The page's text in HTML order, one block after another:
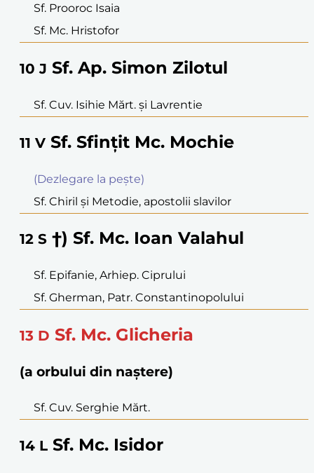
Sf. Prooroc Isaia
Sf. Mc. Hristofor
10 J Sf. Ap. Simon Zilotul
Sf. Cuv. Isihie Mărt. şi Lavrentie
11 V Sf. Sfinţit Mc. Mochie
(Dezlegare la peşte)
Sf. Chiril şi Metodie, apostolii slavilor
12 S †) Sf. Mc. Ioan Valahul
Sf. Epifanie, Arhiep. Ciprului
Sf. Gherman, Patr. Constantinopolului
13 D Sf. Mc. Glicheria
(a orbului din naștere)
Sf. Cuv. Serghie Mărt.
14 L Sf. Mc. Isidor